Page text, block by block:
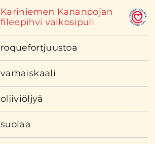
Kariniemen Kananpojan
fileepihvi valkosipuli
roquefortjuustoa
varhaiskaali
oliiviöljyä
suolaa